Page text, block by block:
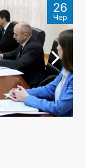
26
Чер